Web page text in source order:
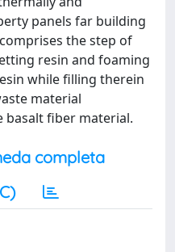
panels far building
the step of
resin and foaming
while filling therein
material
basalt fiber material.
completa